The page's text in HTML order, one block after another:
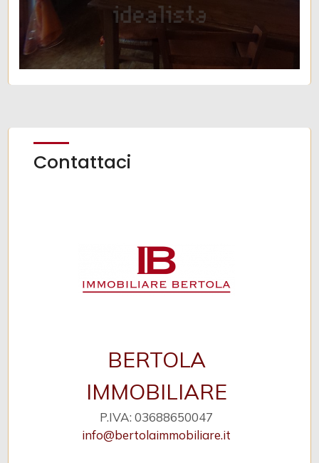
Contattaci
BERTOLA
IMMOBILIARE
P.IVA: 03688650047
info@bertolaimmobiliare.it